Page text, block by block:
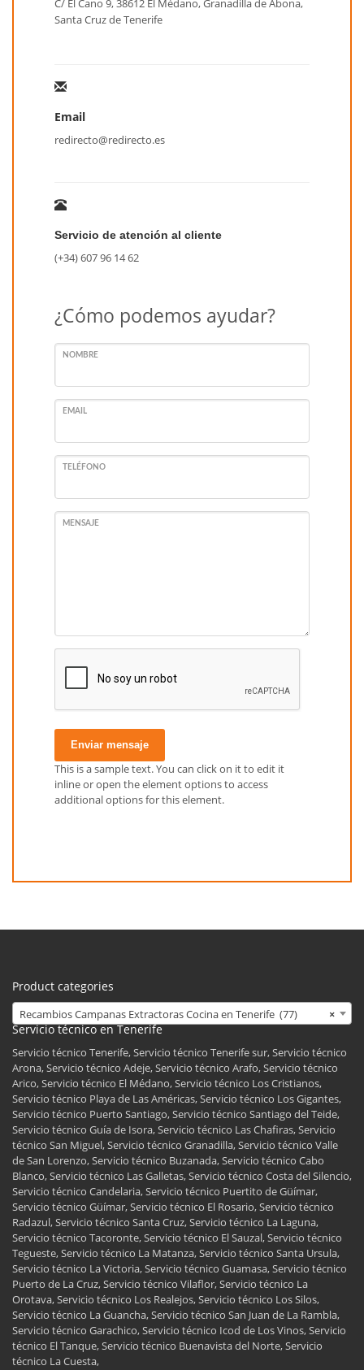
C/ El Cano 9, 38612 El Médano, Granadilla de Abona,
Santa Cruz de Tenerife
Email
redirecto@redirecto.es
Servicio de atención al cliente
(+34) 607 96 14 62
¿Cómo podemos ayudar?
NOMBRE
EMAIL
TELÉFONO
MENSAJE
Enviar mensaje
This is a sample text. You can click on it to edit it
inline or open the element options to access
additional options for this element.
Product categories
×
Recambios Campanas Extractoras Cocina en Tenerife (77)
Servicio técnico en Tenerife
Servicio técnico Tenerife, Servicio técnico Tenerife sur, Servicio técnico
Arona, Servicio técnico Adeje, Servicio técnico Arafo, Servicio técnico
Arico, Servicio técnico El Médano, Servicio técnico Los Cristianos,
Servicio técnico Playa de Las Américas, Servicio técnico Los Gigantes,
Servicio técnico Puerto Santiago, Servicio técnico Santiago del Teide,
Servicio técnico Guía de Isora, Servicio técnico Las Chafiras, Servicio
técnico San Miguel, Servicio técnico Granadilla, Servicio técnico Valle
de San Lorenzo, Servicio técnico Buzanada, Servicio técnico Cabo
Blanco, Servicio técnico Las Galletas, Servicio técnico Costa del Silencio,
Servicio técnico Candelaria, Servicio técnico Puertito de Güímar,
Servicio técnico Güímar, Servicio técnico El Rosario, Servicio técnico
Radazul, Servicio técnico Santa Cruz, Servicio técnico La Laguna,
Servicio técnico Tacoronte, Servicio técnico El Sauzal, Servicio técnico
Tegueste, Servicio técnico La Matanza, Servicio técnico Santa Ursula,
Servicio técnico La Victoria, Servicio técnico Guamasa, Servicio técnico
Puerto de La Cruz, Servicio técnico Vilaflor, Servicio técnico La
Orotava, Servicio técnico Los Realejos, Servicio técnico Los Silos,
Servicio técnico La Guancha, Servicio técnico San Juan de La Rambla,
Servicio técnico Garachico, Servicio técnico Icod de Los Vinos, Servicio
técnico El Tanque, Servicio técnico Buenavista del Norte, Servicio
técnico La Cuesta,